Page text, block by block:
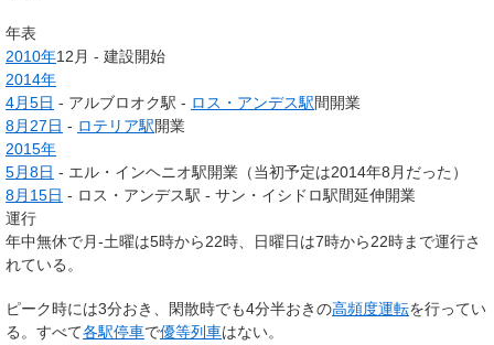
年表
2010年12月 - 建設開始
2014年
4月5日 - アルブロオク駅 - ロス・アンデス駅間開業
8月27日 - ロテリア駅開業
2015年
5月8日 - エル・インヘニオ駅開業（当初予定は2014年8月だった）
8月15日 - ロス・アンデス駅 - サン・イシドロ駅間延伸開業
運行
年中無休で月-土曜は5時から22時、日曜日は7時から22時まで運行さ
れている。
ピーク時には3分おき、閑散時でも4分半おきの高頻度運転を行ってい
る。すべて各駅停車で優等列車はない。